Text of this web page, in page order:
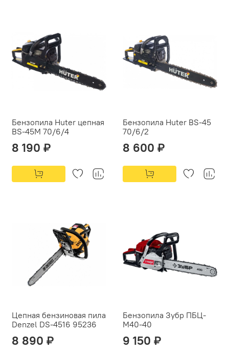
Бензопила Huter цепная
BS-45M 70/6/4
8 190 ₽
Бензопила Huter BS-45
70/6/2
8 600 ₽
Цепная бензиновая пила
Denzel DS-4516 95236
8 890 ₽
Бензопила Зубр ПБЦ-
М40-40
9 150 ₽